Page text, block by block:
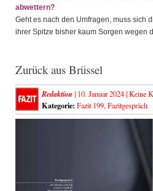
abwettern?
Geht es nach den Umfragen, muss sich
ihrer Spitze bisher kaum Sorgen wegen
Zurück aus Brüssel
Redaktion | 10. Januar 2024 |Keine
Kategorie: Fazit 199, Fazitgespräch